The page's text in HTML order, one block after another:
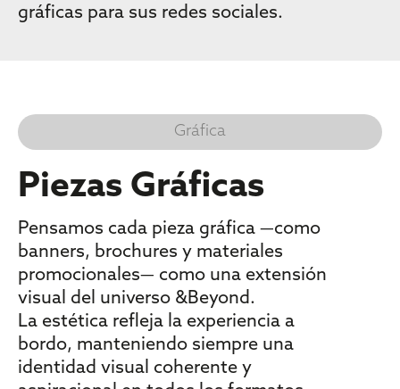
gráficas para sus redes sociales.
Gráfica
Piezas Gráficas
Pensamos cada pieza gráfica —como
banners, brochures y materiales
promocionales— como una extensión
visual del universo &Beyond.
La estética refleja la experiencia a
bordo, manteniendo siempre una
identidad visual coherente y